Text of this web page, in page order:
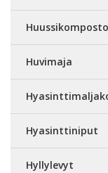
Huvimaja
Hyasinttiniput
Hyllylevyt